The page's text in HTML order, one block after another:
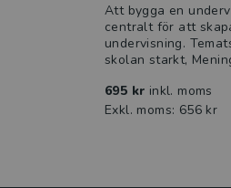
Att bygga en
centralt för att
undervisning.
skolan starkt,
695 kr inkl. moms
Exkl. moms: 656 kr